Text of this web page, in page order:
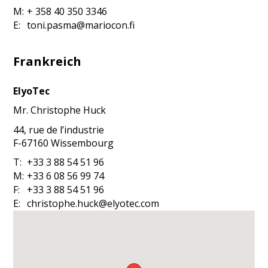
M: + 358 40 350 3346
E: toni.pasma@mariocon.fi
Frankreich
ElyoTec
Mr. Christophe Huck
44, rue de l’industrie
F-67160 Wissembourg
T: +33 3 88 54 51 96
M: +33 6 08 56 99 74
F:
+33 3 88 54 51 96
E: christophe.huck@elyotec.com